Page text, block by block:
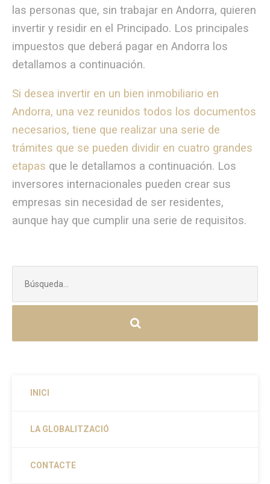
las personas que, sin trabajar en Andorra, quieren
invertir y residir en el Principado. Los principales
impuestos que deberá pagar en Andorra los
detallamos a continuación.
Si desea invertir en un bien inmobiliario en
Andorra, una vez reunidos todos los documentos
necesarios, tiene que realizar una serie de
trámites que se pueden dividir en cuatro grandes
etapas que le detallamos a continuación. Los
inversores internacionales pueden crear sus
empresas sin necesidad de ser residentes,
aunque hay que cumplir una serie de requisitos.
INICI
LA GLOBALITZACIÓ
CONTACTE